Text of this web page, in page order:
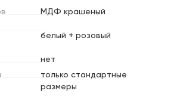
МДФ крашеный
белый + розовый
нет
только стандартные
размеры